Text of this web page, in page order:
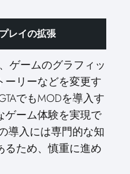
レイの拡張
ゲームのグラフィッ
ーリーなどを変更す
でもMODを導入す
ゲーム体験を実現で
導入には専門的な知
るため、慎重に進め